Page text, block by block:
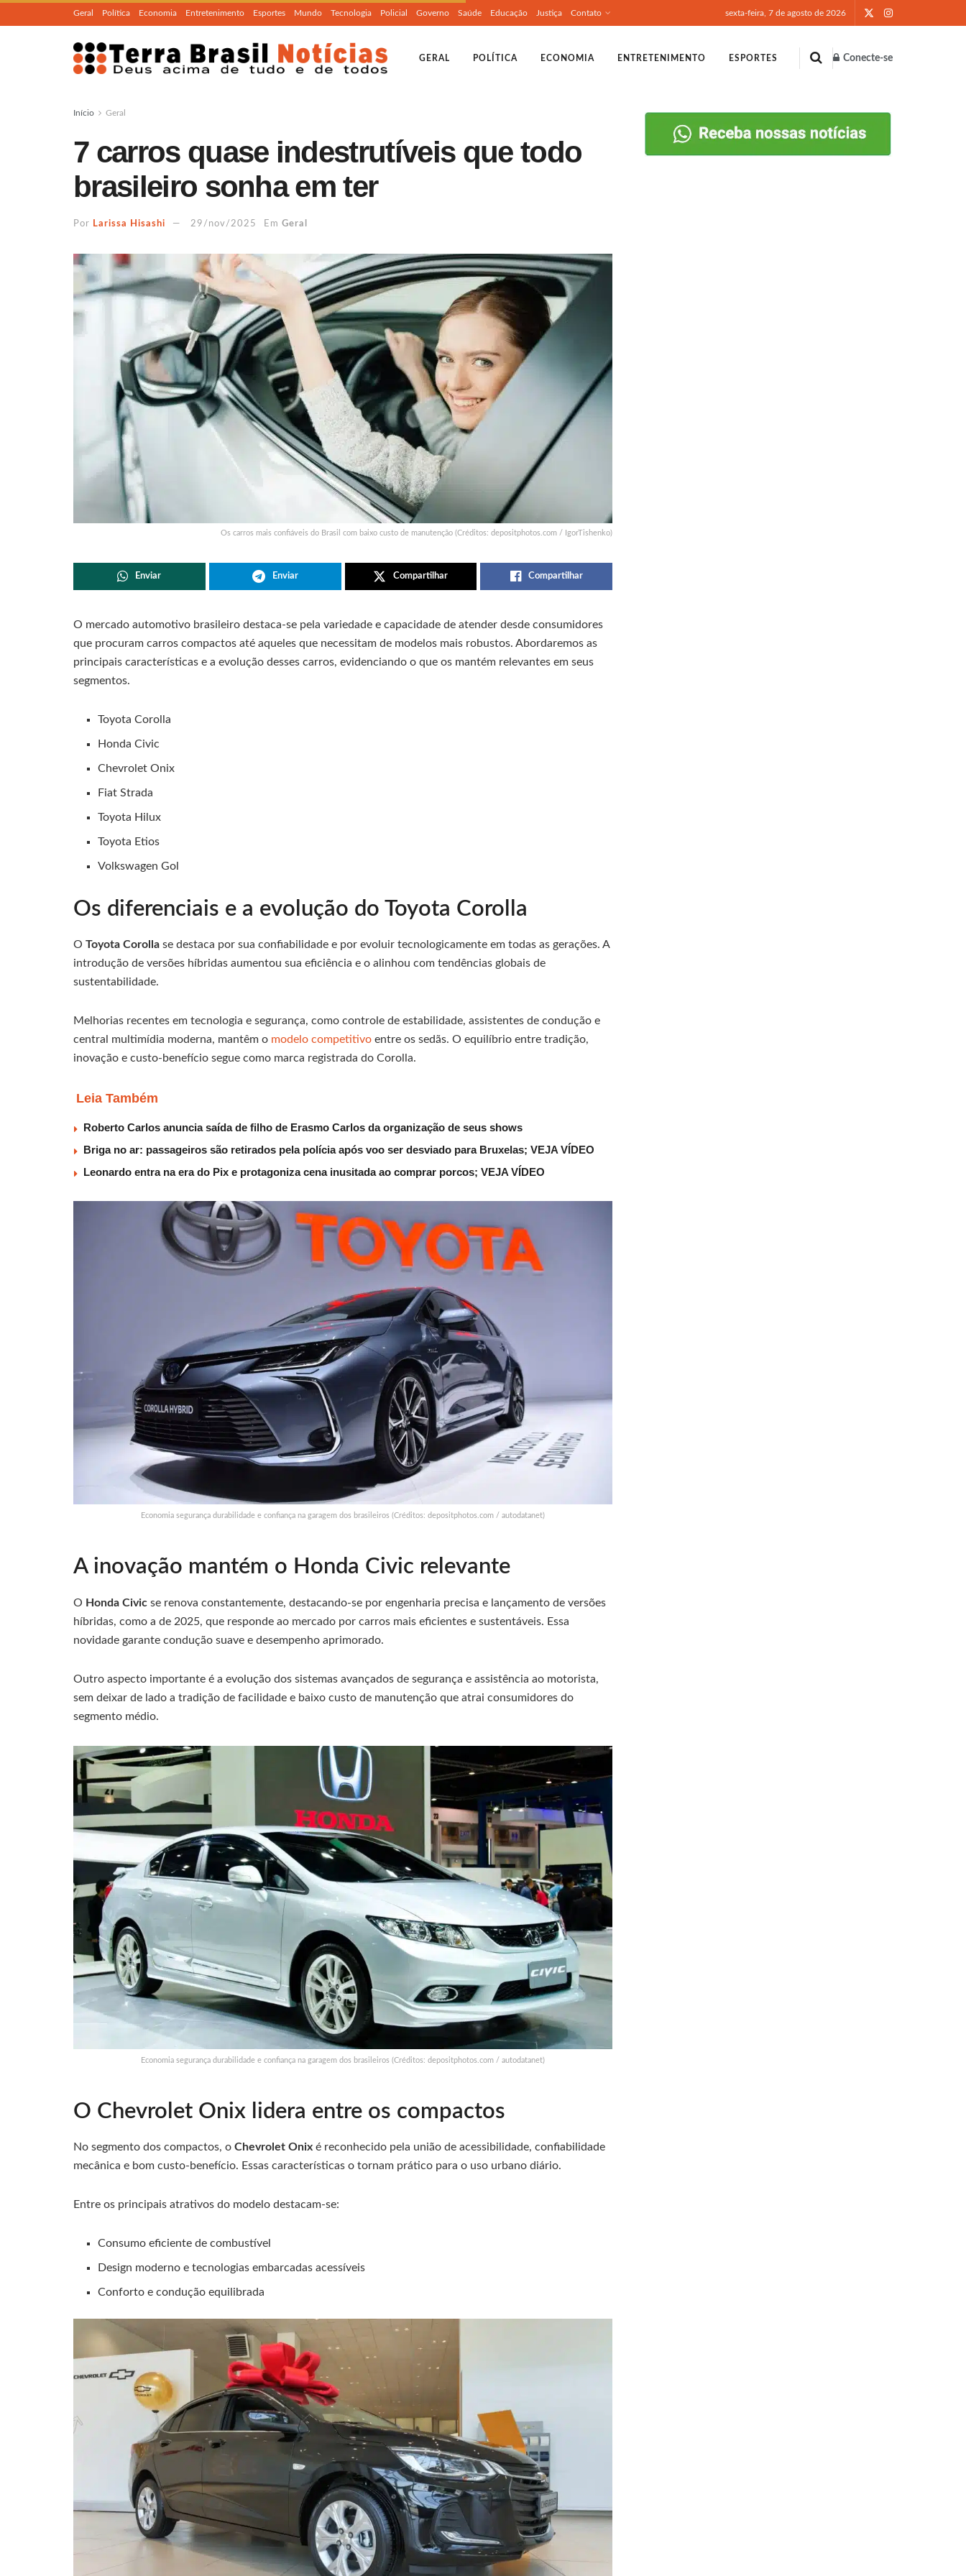
Geral Política Economia Entretenimento Esportes Mundo Tecnologia Policial Governo Saúde Educação Justiça Contato sexta-feira, 7 de agosto de 2026
GERAL POLÍTICA ECONOMIA ENTRETENIMENTO ESPORTES Conecte-se
Início Geral
7 carros quase indestrutíveis que todo
brasileiro sonha em ter
Por Larissa Hisashi 29/nov/2025 Em Geral
Os carros mais confiáveis do Brasil com baixo custo de manutenção (Créditos: depositphotos.com / IgorTishenko)
Enviar Enviar Compartilhar Compartilhar
O mercado automotivo brasileiro destaca-se pela variedade e capacidade de atender desde consumidores
que procuram carros compactos até aqueles que necessitam de modelos mais robustos. Abordaremos as
principais características e a evolução desses carros, evidenciando o que os mantém relevantes em seus
segmentos.
Toyota Corolla
Honda Civic
Chevrolet Onix
Fiat Strada
Toyota Hilux
Toyota Etios
Volkswagen Gol
Os diferenciais e a evolução do Toyota Corolla
O Toyota Corolla se destaca por sua confiabilidade e por evoluir tecnologicamente em todas as gerações. A
introdução de versões híbridas aumentou sua eficiência e o alinhou com tendências globais de
sustentabilidade.
Melhorias recentes em tecnologia e segurança, como controle de estabilidade, assistentes de condução e
central multimídia moderna, mantêm o modelo competitivo entre os sedãs. O equilíbrio entre tradição,
inovação e custo-benefício segue como marca registrada do Corolla.
Leia Também
Roberto Carlos anuncia saída de filho de Erasmo Carlos da organização de seus shows
Briga no ar: passageiros são retirados pela polícia após voo ser desviado para Bruxelas; VEJA VÍDEO
Leonardo entra na era do Pix e protagoniza cena inusitada ao comprar porcos; VEJA VÍDEO
Economia segurança durabilidade e confiança na garagem dos brasileiros (Créditos: depositphotos.com / autodatanet)
A inovação mantém o Honda Civic relevante
O Honda Civic se renova constantemente, destacando-se por engenharia precisa e lançamento de versões
híbridas, como a de 2025, que responde ao mercado por carros mais eficientes e sustentáveis. Essa
novidade garante condução suave e desempenho aprimorado.
Outro aspecto importante é a evolução dos sistemas avançados de segurança e assistência ao motorista,
sem deixar de lado a tradição de facilidade e baixo custo de manutenção que atrai consumidores do
segmento médio.
Economia segurança durabilidade e confiança na garagem dos brasileiros (Créditos: depositphotos.com / autodatanet)
O Chevrolet Onix lidera entre os compactos
No segmento dos compactos, o Chevrolet Onix é reconhecido pela união de acessibilidade, confiabilidade
mecânica e bom custo-benefício. Essas características o tornam prático para o uso urbano diário.
Entre os principais atrativos do modelo destacam-se:
Consumo eficiente de combustível
Design moderno e tecnologias embarcadas acessíveis
Conforto e condução equilibrada